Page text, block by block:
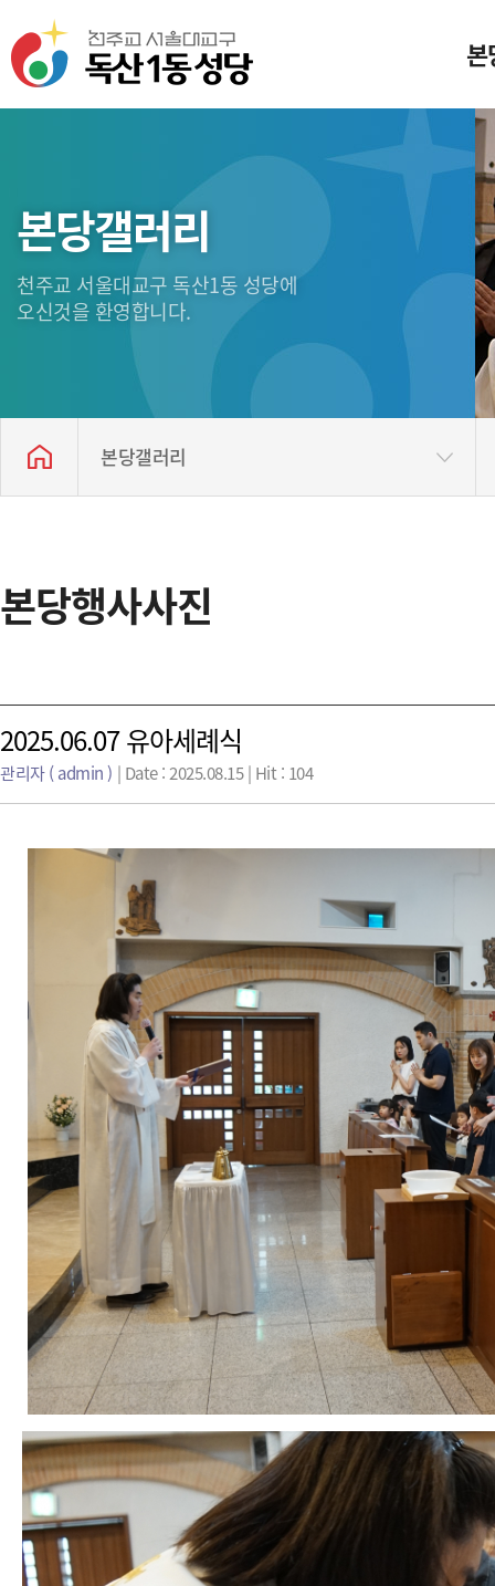
본
성
독
찾
본당갤러리
천주교 서울대교구 독산1동 성당에
오신것을 환영합니다.
본당갤러리
본당행사사진
2025.06.07 유아세례식
관리자 ( admin ) | Date : 2025.08.15 | Hit : 104